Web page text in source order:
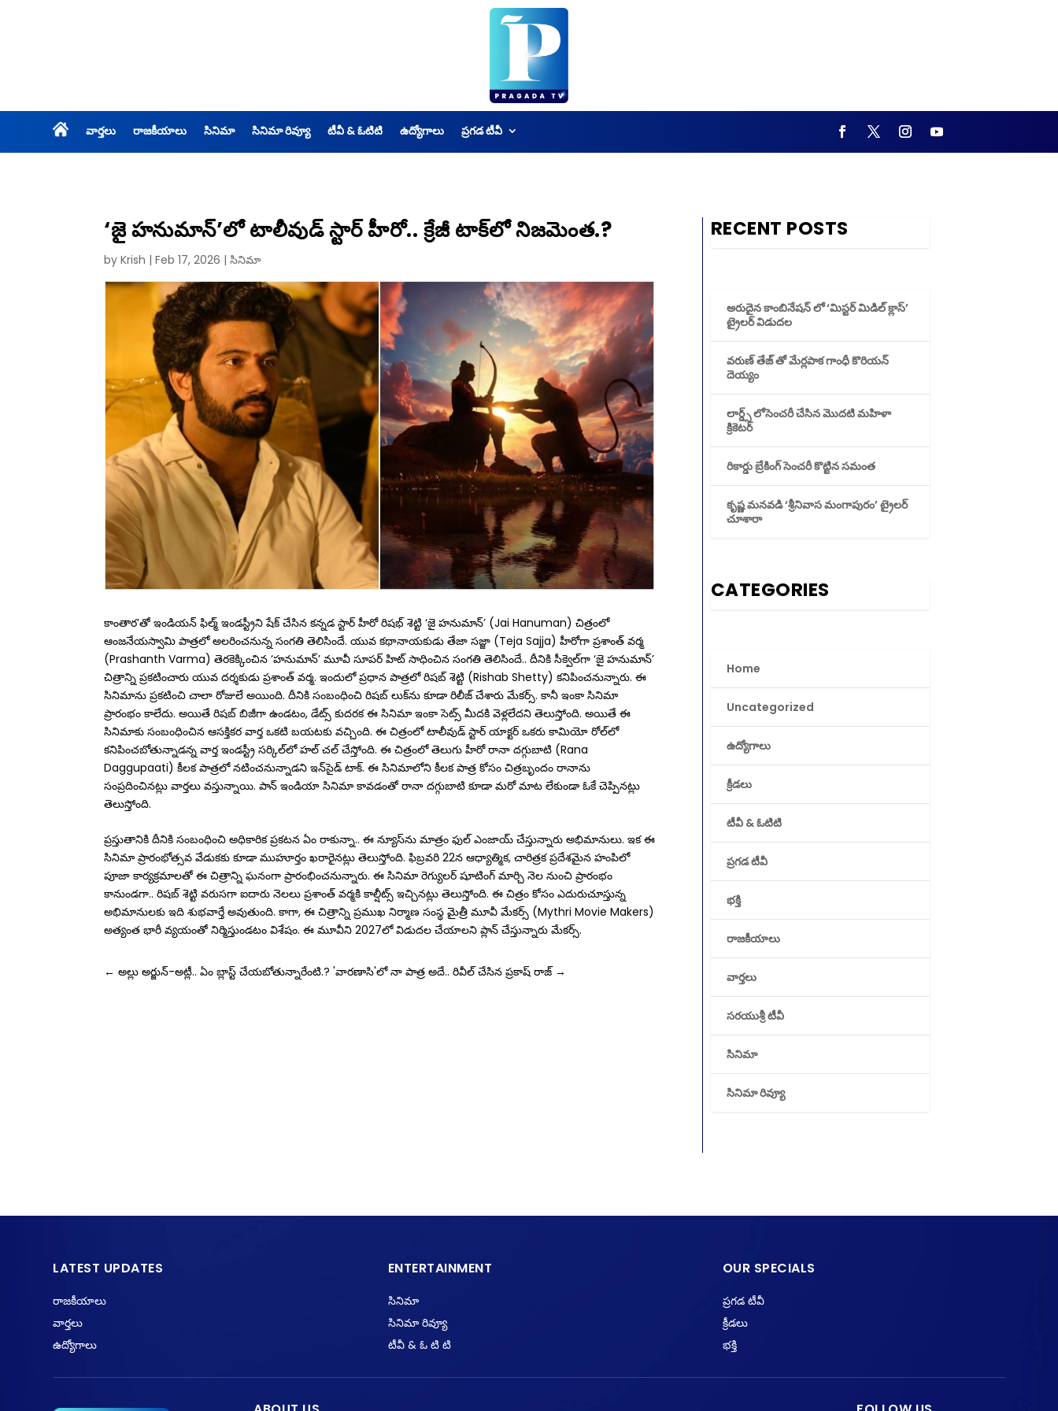
వార్తలు రాజకీయాలు సినిమా సినిమా రివ్యూ టీవీ & ఓటిటి ఉద్యోగాలు ప్రగడ టీవీ
‘జై హనుమాన్’లో టాలీవుడ్ స్టార్ హీరో.. క్రేజీ టాక్‌లో నిజమెంత.?
by Krish | Feb 17, 2026 | సినిమా
కాంతార’తో ఇండియన్ ఫిల్మ్ ఇండస్ట్రీని షేక్ చేసిన కన్నడ స్టార్‌ హీరో రిషభ్‌ శెట్టి ‘జై హనుమాన్’ (Jai Hanuman) చిత్రంలో
ఆంజనేయస్వామి పాత్రలో అలరించనున్న సంగతి తెలిసిందే. యువ కథానాయకుడు తేజా సజ్జా (Teja Sajja) హీరోగా ప్రశాంత్‌ వర్మ
(Prashanth Varma) తెరకెక్కించిన ‘హనుమాన్‌’ మూవీ సూపర్ హిట్ సాధించిన సంగతి తెలిసిందే.. దీనికి సీక్వెల్‌గా ‘జై హనుమాన్‌’
చిత్రాన్ని ప్రకటించారు యువ దర్శకుడు ప్రశాంత్‌ వర్మ. ఇందులో ప్రధాన పాత్రలో రిషబ్‌ శెట్టి (Rishab Shetty) కనిపించనున్నారు. ఈ
సినిమాను ప్రకటించి చాలా రోజులే అయింది. దీనికి సంబంధించి రిషబ్‌ లుక్‌ను కూడా రిలీజ్ చేశారు మేకర్స్. కానీ ఇంకా సినిమా
ప్రారంభం కాలేదు. అయితే రిషబ్‌ బిజీగా ఉండటం, డేట్స్‌ కుదరక ఈ సినిమా ఇంకా సెట్స్‌ మీదకి వెళ్లలేదని తెలుస్తోంది. అయితే ఈ
సినిమాకు సంబంధించిన ఆస‌క్తిక‌ర వార్త ఒక‌టి బ‌య‌ట‌కు వచ్చింది. ఈ చిత్రంలో టాలీవుడ్ స్టార్ యాక్టర్‌ ఒకరు కామియో రోల్‌లో
కనిపించబోతున్నాడన్న వార్త ఇండస్ట్రీ సర్కిల్‌లో హల్ చల్ చేస్తోంది. ఈ చిత్రంలో తెలుగు హీరో రానా దగ్గుబాటి (Rana
Daggupaati) కీలక పాత్రలో నటించనున్నాడని ఇన్‌సైడ్‌ టాక్‌. ఈ సినిమాలోని కీలక పాత్ర కోసం చిత్రబృందం రానాను
సంప్ర‌దించిన‌ట్లు వార్తలు వ‌స్తున్నాయి. పాన్ ఇండియా సినిమా కావ‌డంతో రానా దగ్గుబాటి కూడా మ‌రో మాట లేకుండా ఓకే చెప్పిన‌ట్లు
తెలుస్తోంది.
ప్రస్తుతానికి దీనికి సంబంధించి అధికారిక ప్రకటన ఏం రాకున్నా.. ఈ న్యూస్‌ను మాత్రం ఫుల్ ఎంజాయ్ చేస్తున్నారు అభిమానులు. ఇక ఈ
సినిమా ప్రారంభోత్సవ వేడుకకు కూడా ముహూర్తం ఖరారైనట్లు తెలుస్తోంది. ఫిబ్రవరి 22న ఆధ్యాత్మిక, చారిత్రక ప్రదేశమైన హంపిలో
పూజా కార్యక్రమాలతో ఈ చిత్రాన్ని ఘనంగా ప్రారంభించనున్నారు. ఈ సినిమా రెగ్యులర్ షూటింగ్ మార్చి నెల నుంచి ప్రారంభం
కానుండగా.. రిషబ్‌ శెట్టి వరుసగా ఐదారు నెలలు ప్రశాంత్‌ వర్మకి కాల్షీట్స్‌ ఇచ్చినట్లు తెలుస్తోంది. ఈ చిత్రం కోసం ఎదురుచూస్తున్న
అభిమానులకు ఇది శుభవార్తే అవుతుంది. కాగా, ఈ చిత్రాన్ని ప్రముఖ నిర్మాణ సంస్థ మైత్రీ మూవీ మేకర్స్ (Mythri Movie Makers)
అత్యంత భారీ వ్యయంతో నిర్మిస్తుండటం విశేషం. ఈ మూవీని 2027లో విడుదల చేయాలని ప్లాన్ చేస్తున్నారు మేకర్స్.
← అల్లు అర్జున్-అట్లీ.. ఏం బ్లాస్ట్‌ చేయబోతున్నారేంటి.? 'వారణాసి'లో నా పాత్ర అదే.. రివీల్‌ చేసిన ప్రకాష్ రాజ్→
RECENT POSTS
అరుదైన కాంబినేషన్ లో ‘మిస్టర్ మిడిల్ క్లాస్’
ట్రైలర్ విడుదల
వరుణ్ తేజ్ తో మేర్లపాక గాంధీ కొరియన్
దెయ్యం
లార్డ్స్ లోసెంచరీ చేసిన మొదటి మహిళా
క్రికెటర్
రికార్డు బ్రేకింగ్ సెంచరీ కొట్టిన సమంత
కృష్ణ మనవడి ‘శ్రీనివాస మంగాపురం’ ట్రైలర్
చూశారా
CATEGORIES
Home
Uncategorized
ఉద్యోగాలు
క్రీడలు
టీవీ & ఓటిటి
ప్రగడ టీవీ
భక్తి
రాజకీయాలు
వార్తలు
సరయుశ్రీ టీవీ
సినిమా
సినిమా రివ్యూ
LATEST UPDATES
రాజకీయాలు
వార్తలు
ఉద్యోగాలు
ENTERTAINMENT
సినిమా
సినిమా రివ్యూ
టీవీ & ఓ టి టి
OUR SPECIALS
ప్రగడ టీవీ
క్రీడలు
భక్తి